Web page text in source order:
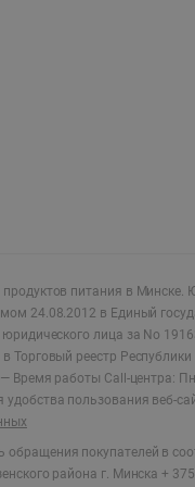
питания в Минске.
24.08.2012 в Единый
юридического лица за No
Торговый реестр
— Время работы Call-центра:
пользования веб-
покупателей в
района г. Минска +